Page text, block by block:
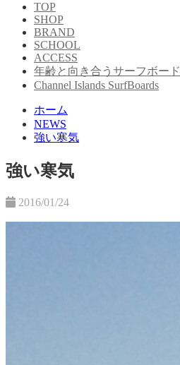
TOP
SHOP
BRAND
SCHOOL
ACCESS
年齢と向き合うサーフボード
Channel Islands SurfBoards
ホーム
NEWS
強い寒気
強い寒気
2016/01/24